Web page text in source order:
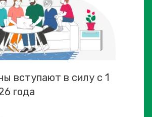
вступают в силу с 1
года